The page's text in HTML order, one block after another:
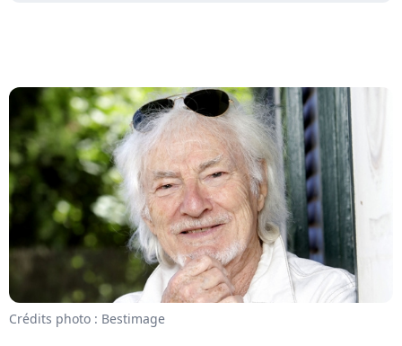
Crédits photo : Bestimage